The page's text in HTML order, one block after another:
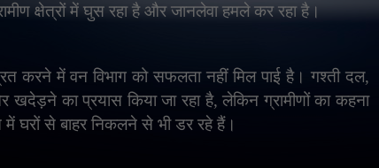
क्षेत्रों में घुस रहा है और जानलेवा हमले कर रहा है।
करने में वन विभाग को सफलता नहीं मिल पाई है। गश्ती दल,
खदेड़ने का प्रयास किया जा रहा है,लेकिन ग्रामीणों का कहना
में घरों से बाहर निकलने से भी डर रहे हैं।